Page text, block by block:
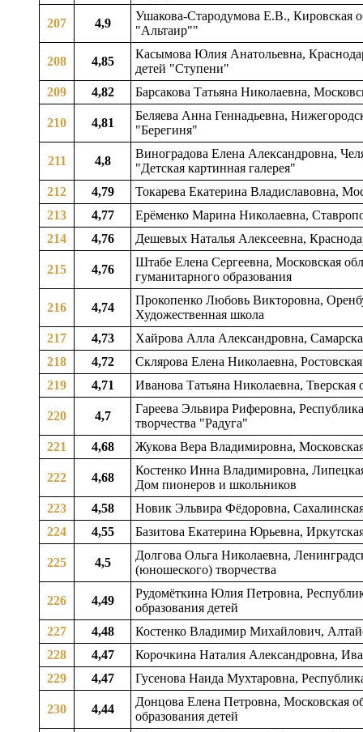
207 4,9
Ушакова-Стародумова Е.В., Кировская
"Альтаир""
208 4,85
Касымова Юлия Анатольевна,
детей "Ступени"
209
4,82 Барсакова Татьяна Николаевна,
210 4,81
Беляева Анна Геннадьевна,
"Берегиня"
211 4,8
Виноградова Елена Александровна,
"Детская картинная галерея"
212
4,79
Токарева Екатерина Владиславовна,
213
4,77
Ерёменко Марина Николаевна,
214
4,76 Дешевых Наталья Алексеевна,
215 4,76
Штабе Елена Сергеевна, Московская
гуманитарного образования
216 4,74
Прокопенко Любовь Викторовна,
Художественная школа
217
4,73
Хайрова Алла Александровна,
218
4,72
Склярова Елена Николаевна,
219
4,71 Иванова Татьяна Николаевна, Тверская
220 4,7
Гареева Эльвира Риферовна,
творчества "Радуга"
221
4,68 Жукова Вера Владимировна,
222 4,68
Костенко Инна Владимировна,
Дом пионеров и школьников
223
4,58
Новик Эльвира Фёдоровна,
224
4,55 Базитова Екатерина Юрьевна,
225 4,5
Долгова Ольга Николаевна,
(юношеского) творчества
226 4,49
Рудомёткина Юлия Петровна,
образования детей
227
4,48
Костенко Владимир Михайлович,
228
4,47
Корочкина Наталия Александровна,
229
4,47 Гусенова Наида Мухтаровна,
230 4,44
Донцова Елена Петровна, Московская
образования детей